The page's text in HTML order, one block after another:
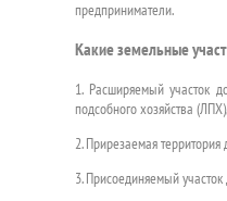
предприниматели.
Какие земельные
1. Расширяемый участок
подсобного хозяйства
2. Прирезаемая
3. Присоединяемый